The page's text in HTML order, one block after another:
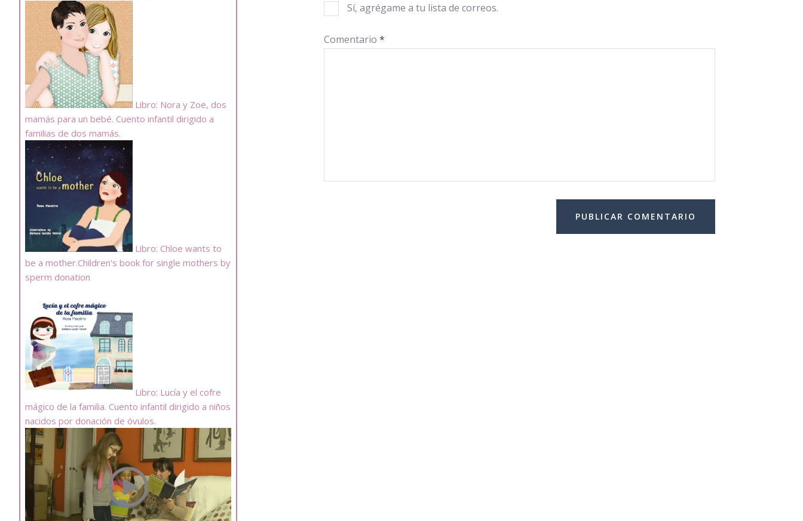
Libro: Nora y Zoe, dos
mamás para un bebé. Cuento infantil dirigido a
familias de dos mamás.
Libro: Chloe wants to
be a mother.Children's book for single mothers by
sperm donation
Libro: Lucía y el cofre
mágico de la familia. Cuento infantil dirigido a niños
nacidos por donación de óvulos.
Sí, agrégame a tu lista de correos.
Comentario*